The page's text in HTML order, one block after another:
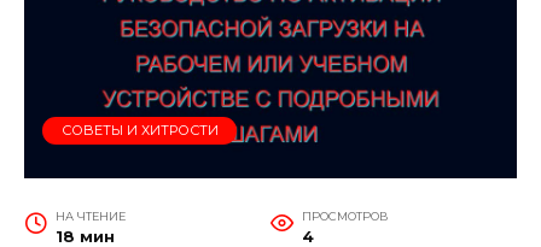
СОВЕТЫ И ХИТРОСТИ
НА ЧТЕНИЕ
18 мин
ПРОСМОТРОВ
4